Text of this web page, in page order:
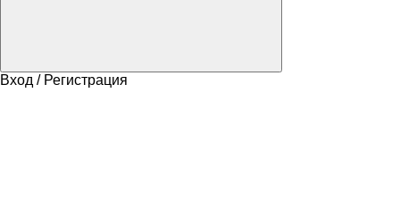
Вход / Регистрация